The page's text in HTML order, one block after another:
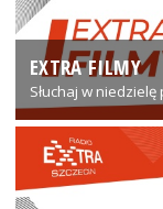
EXTRA FILMY
Słuchaj w